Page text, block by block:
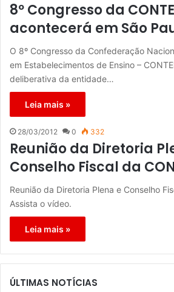
8º Congresso da
acontecerá em São
O 8º Congresso da Confederação
em Estabelecimentos de Ensino –
deliberativa da entidade…
Leia mais »
28/03/2012 0 332
Reunião da Diretoria
Conselho Fiscal da
Reunião da Diretoria Plena e Conselho
Assista o vídeo.
Leia mais »
ÚLTIMAS NOTÍCIAS